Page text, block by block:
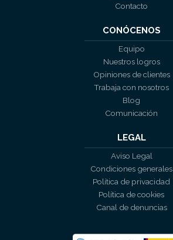
Contacto
CONÓCENOS
Equipo
Nuestros logros
Opiniones de clientes
Trabaja con nosotros
Blog
Comunicación
LEGAL
Aviso Legal
Condiciones generales
Política de privacidad
Política de cookies
Canal de denuncias